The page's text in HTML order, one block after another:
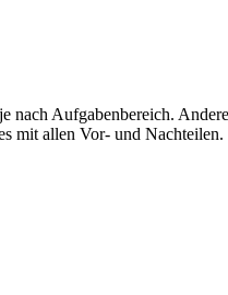
Aufgabenbereich.
mit allen Vor- und